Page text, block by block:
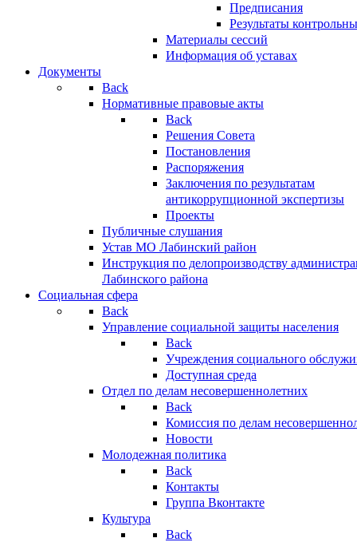
Предписания
Результаты
Материалы сессий
Информация об уставах
Документы
Back
Нормативные правовые акты
Back
Решения Совета
Постановления
Распоряжения
Заключения по результатам
антикоррупционной экспертизы
Проекты
Публичные слушания
Устав МО Лабинский район
Инструкция по делопроизводству
Лабинского района
Социальная сфера
Back
Управление социальной защиты населения
Back
Учреждения социального
Доступная среда
Отдел по делам несовершеннолетних
Back
Комиссия по делам
Новости
Молодежная политика
Back
Контакты
Группа Вконтакте
Культура
Back